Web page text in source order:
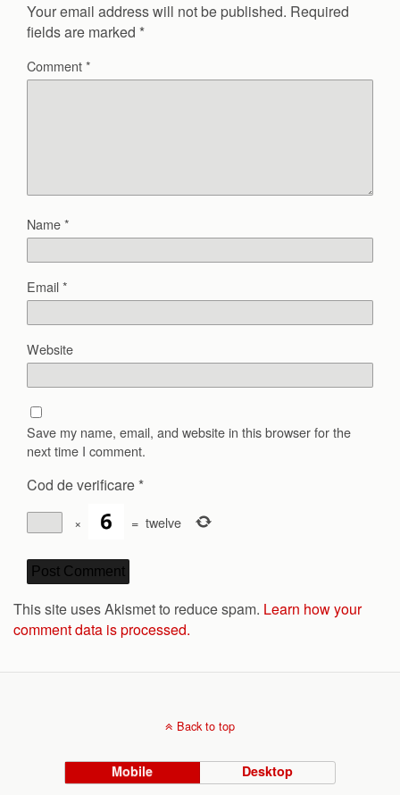
Your email address will not be published. Required
fields are marked *
Comment*
Name*
Email*
Website
Save my name, email, and website in this browser for the
next time I comment.
Cod de verificare *
× = twelve
This site uses Akismet to reduce spam. Learn how your
comment data is processed.
Back to top
Mobile Desktop